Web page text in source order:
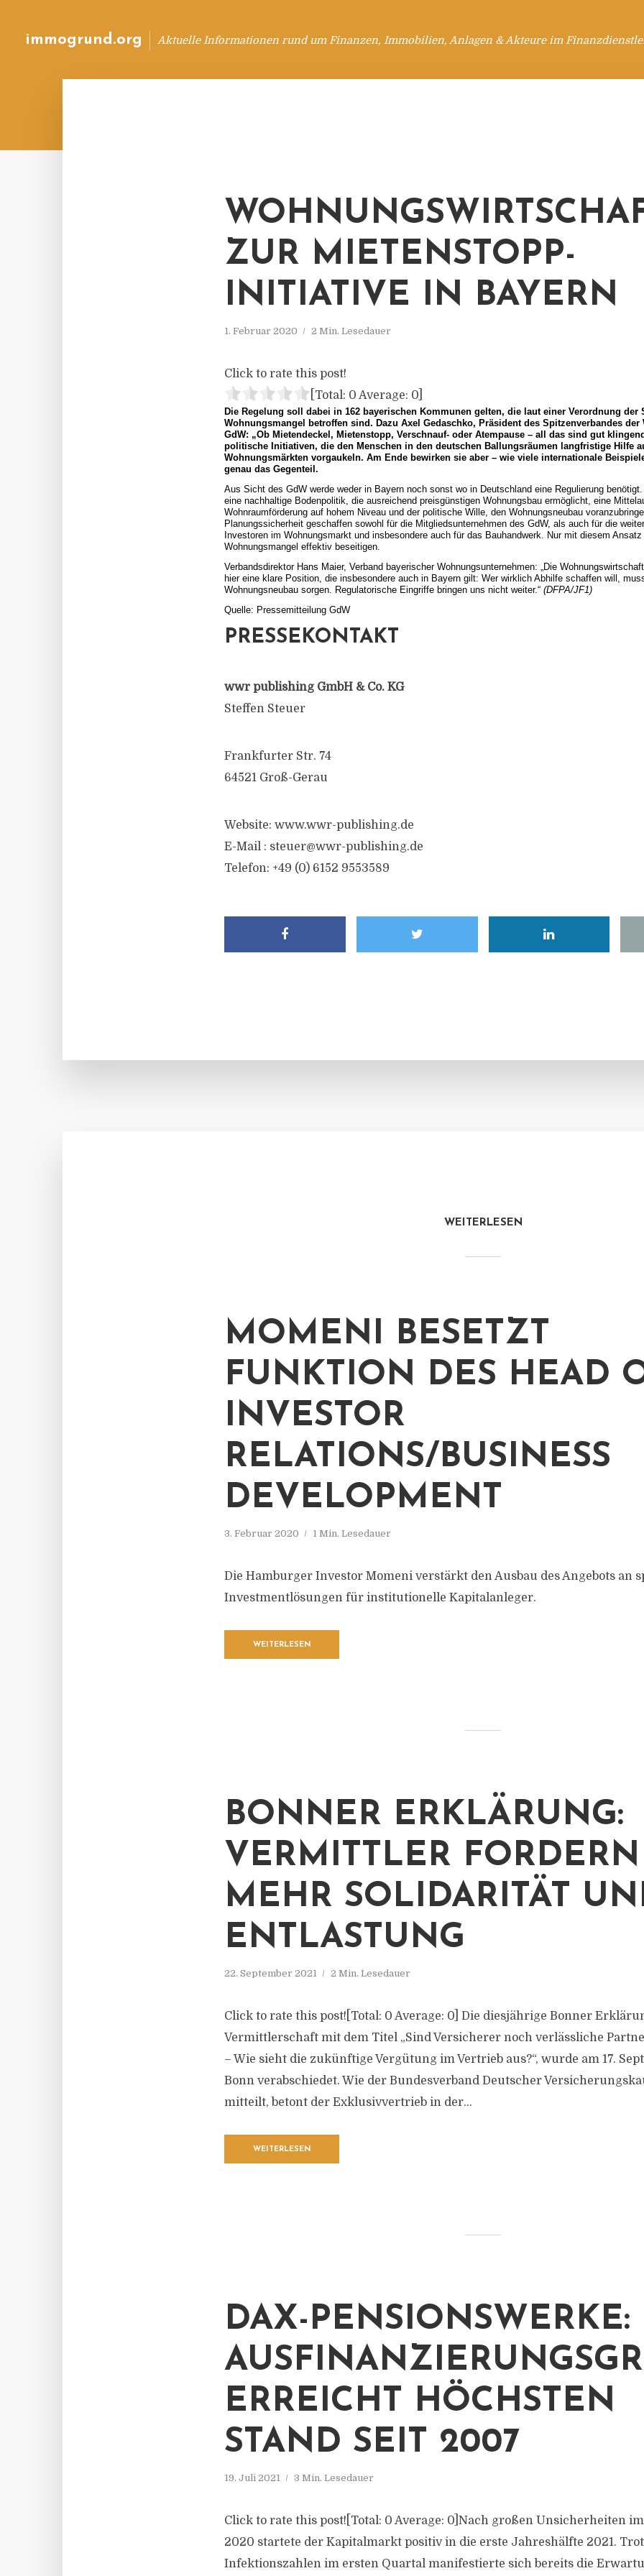
immogrund.org Aktuelle Informationen rund um Finanzen, Immobilien, Anlagen & Akteure im
ZUR MIETENSTOPP-
INITIATIVE IN BAYERN
1. Februar 2020 2 Min. Lesedauer
Click to rate this post!
[Total: 0 Average: 0
Die Regelung soll dabei in 162 bayerischen Kommunen gelten, die laut einer Verordnung der
Wohnungsmangel betroffen sind. Dazu Axel Gedaschko, Präsident des Spitzenverbandes
GdW: „Ob Mietendeckel, Mietenstopp, Verschnauf- oder Atempause – all das sind gut
politische Initiativen, die den Menschen in den deutschen Ballungsräumen langfristige Hilfe
Wohnungsmärkten vorgaukeln. Am Ende bewirken sie aber – wie viele internationale
genau das Gegenteil.
Aus Sicht des GdW werde weder in Bayern noch sonst wo in Deutschland eine Regulierung
eine nachhaltige Bodenpolitik, die ausreichend preisgünstigen Wohnungsbau ermöglicht, eine
Wohnraumförderung auf hohem Niveau und der politische Wille, den Wohnungsneubau
Planungssicherheit geschaffen sowohl für die Mitgliedsunternehmen des GdW, als auch für die
Investoren im Wohnungsmarkt und insbesondere auch für das Bauhandwerk. Nur mit diesem
Wohnungsmangel effektiv beseitigen.
Verbandsdirektor Hans Maier, Verband bayerischer Wohnungsunternehmen: „Die
hier eine klare Position, die insbesondere auch in Bayern gilt: Wer wirklich Abhilfe schaffen will,
Wohnungsneubau sorgen. Regulatorische Eingriffe bringen uns nicht weiter.“ (DFPA/JF1)
Quelle: Pressemitteilung GdW
PRESSEKONTAKT
wwr publishing GmbH & Co. KG
Steffen Steuer
Frankfurter Str. 74
64521 Groß-Gerau
Website: www.wwr-publishing.de
E-Mail : steuer@wwr-publishing.de
Telefon: +49 (0) 6152 9553589
WEITERLESEN
MOMENI BESETZT
FUNKTION DES HEAD
INVESTOR
RELATIONS/BUSINESS
DEVELOPMENT
3. Februar 2020 1 Min. Lesedauer
Die Hamburger Investor Momeni verstärkt den Ausbau des Angebots an
Investmentlösungen für institutionelle Kapitalanleger.
WEITERLESEN
BONNER ERKLÄRUNG:
VERMITTLER FORDERN
MEHR SOLIDARITÄT
ENTLASTUNG
22. September 2021 2 Min. Lesedauer
Click to rate this post![Total: 0 Average: 0] Die diesjährige Bonner
Vermittlerschaft mit dem Titel „Sind Versicherer noch verlässliche
– Wie sieht die zukünftige Vergütung im Vertrieb aus?“, wurde am 17.
Bonn verabschiedet. Wie der Bundesverband Deutscher
mitteilt, betont der Exklusivvertrieb in der...
WEITERLESEN
DAX-PENSIONSWERKE:
ERREICHT HÖCHSTEN
STAND SEIT 2007
19. Juli 2021 3 Min. Lesedauer
Click to rate this post![Total: 0 Average: 0]Nach großen Unsicherheiten
2020 startete der Kapitalmarkt positiv in die erste Jahreshälfte 2021.
Infektionszahlen im ersten Quartal manifestierte sich bereits die